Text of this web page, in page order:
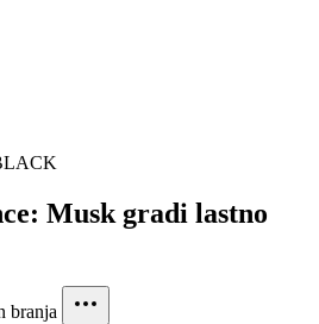
Musk gradi lastno
branja